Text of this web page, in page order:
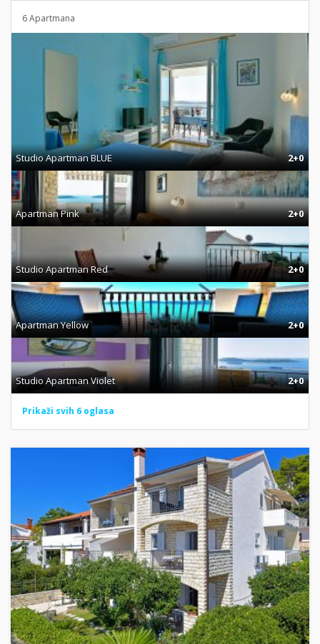
6 Apartmana
Studio Apartman BLUE 2+0
Apartman Pink 2+0
Studio Apartman Red 2+0
Apartman Yellow 2+0
Studio Apartman Violet 2+0
Prikaži svih 6 oglasa